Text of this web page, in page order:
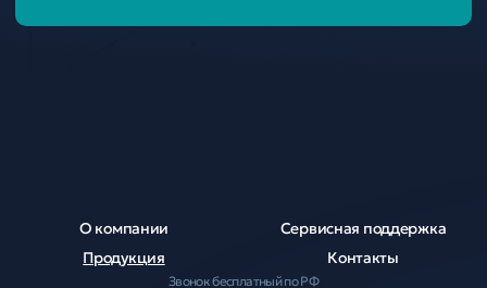
О компании
Продукция
Сервисная поддержка
Контакты
Звонок бесплатный по РФ